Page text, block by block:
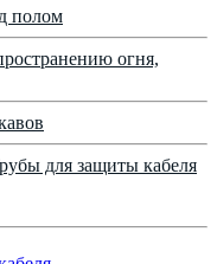
полом
огня,
для защиты кабеля